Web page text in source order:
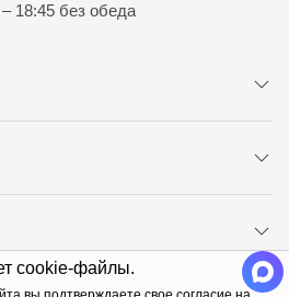
cookie-файлы.
18:45 без обеда